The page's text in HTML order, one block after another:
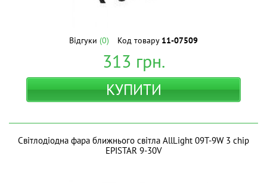
Відгуки (0) Код товару 11-07509
313 грн.
КУПИТИ
Світлодіодна фара ближнього світла AllLight 09T-9W 3 chip
EPISTAR 9-30V